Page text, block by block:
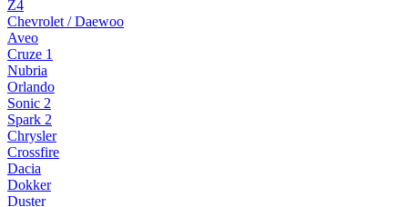
Z4
Chevrolet / Daewoo
Aveo
Cruze 1
Nubria
Orlando
Sonic 2
Spark 2
Chrysler
Crossfire
Dacia
Dokker
Duster